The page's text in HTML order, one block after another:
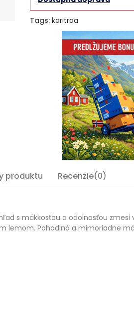
Tags: karitraa
produktu Recenzie(0)
s mäkkosťou a odolnosťou
lemom. Pohodlná a mimoriadne